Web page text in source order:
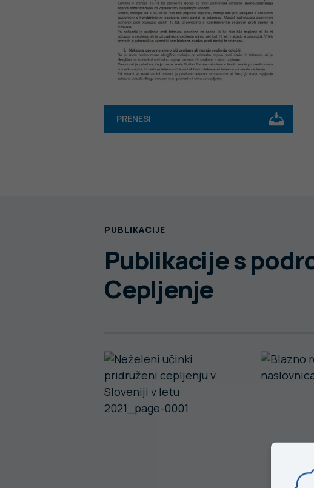
PRENESI
PUBLIKACIJE
Publikacije s
Cepljenje